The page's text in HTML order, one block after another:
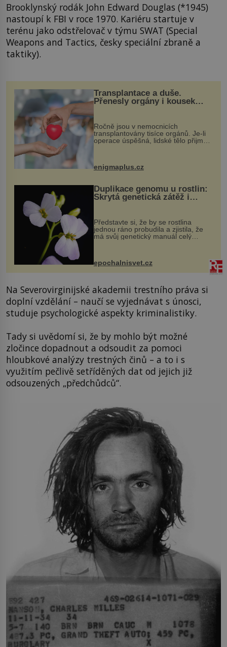
Brooklynský rodák John Edward Douglas (*1945)
nastoupí k FBI v roce 1970. Kariéru startuje v
terénu jako odstřelovač v týmu SWAT (Special
Weapons and Tactics, česky speciální zbraně a
taktiky).
Transplantace a duše.
Přenesly orgány i kousek
Ročně jsou v nemocnicích
transplantovány tisíce orgánů. Je-li
operace úspěšná, lidské tělo přijme
enigmaplus.cz
Duplikace genomu u rostlin:
Skrytá genetická zátěž i
Představte si, že by se rostlina
jednou ráno probudila a zjistila, že
má svůj genetický manuál celý
vstupenka...
epochalnisvet.cz
Na Severovirginijské akademii trestního práva si
doplní vzdělání – naučí se vyjednávat s únosci,
studuje psychologické aspekty kriminalistiky.
Tady si uvědomí si, že by mohlo být možné
zločince dopadnout a odsoudit za pomoci
hloubkové analýzy trestných činů – a to i s
využitím pečlivě setříděných dat od jejich již
odsouzených „předchůdců“.